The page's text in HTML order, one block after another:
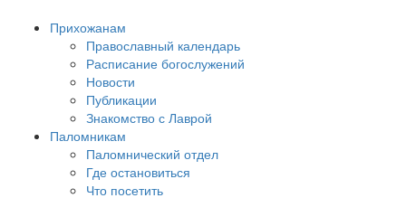
Прихожанам
Православный календарь
Расписание богослужений
Новости
Публикации
Знакомство с Лаврой
Паломникам
Паломнический отдел
Где остановиться
Что посетить